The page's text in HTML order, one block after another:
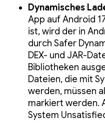
Dynamisches
App auf Android
ist, wird der in
durch Safer
DEX- und JAR-
Bibliotheken
Dateien, die mit
werden, müssen
markiert werden.
System